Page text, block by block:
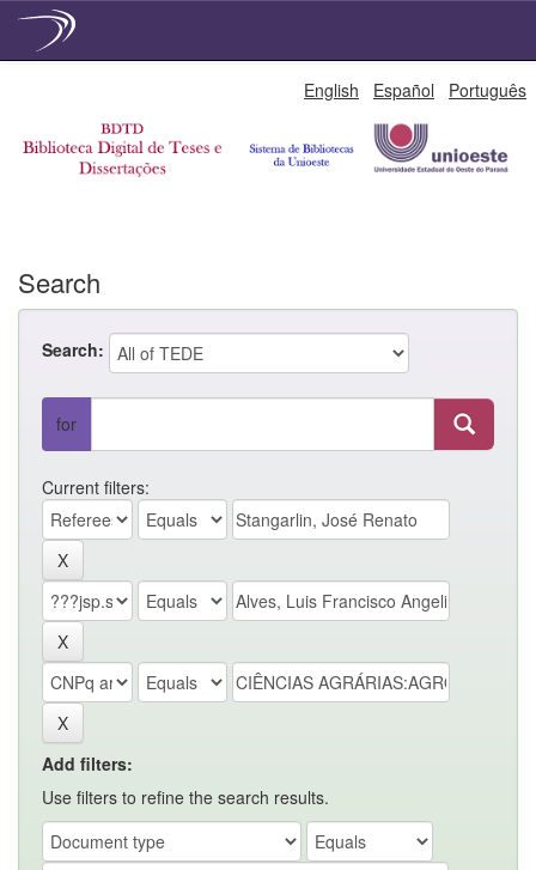
English Español Português
Search
Search:
for
Current filters:
Add filters:
Use filters to refine the search results.